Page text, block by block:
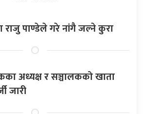
राजु पाण्डेले गरे नांगै जल्ने कुरा
अध्यक्ष र सञ्चालकको खाता
जारी